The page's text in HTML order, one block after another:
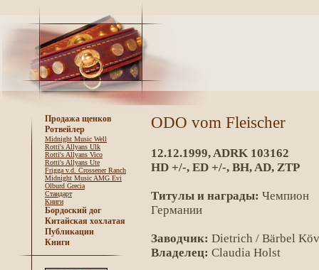
Продажа щенков
Ротвейлер
Midnight Music Well
Rotti's Allyans Ulk
Rotti's Allyans Vico
Rotti's Allyans Ute
Frigga v.d. Crossener Ranch
Midnight Music AMG Evi
Olburd Grecia
Стандарт
Книги
Бордоский дог
Китайская хохлатая
Публикации
Книги
ODO vom Fleischer
12.12.1999, ADRK 103162
HD +/-, ED +/-, BH, AD, ZTP
Титулы и награды: Чемпион
Германии
Заводчик: Dietrich / Bärbel
Владелец: Claudia Holst